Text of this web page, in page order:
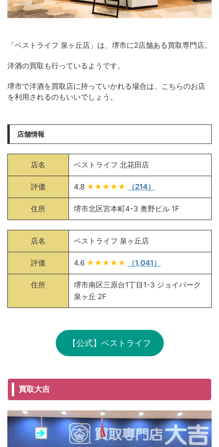
「ベストライフ 泉ヶ丘店」は、堺市に2店舗ある買取専門店。
洋酒の買取も行っているようです。
堺市で洋酒を買取店に持っていかれる場合は、こちらのお店
を利用されるのもいいでしょう。
店舗情報
店名 ベストライフ 北花田店
評価 4.8 ★★★★★ （214）
住所 堺市北区宮本町4-3 奥野ビル 1F
店名 ベストライフ 泉ヶ丘店
評価 4.6 ★★★★★ （1,041）
住所
堺市南区三原台1丁目1-3 ジョイパーク
泉ヶ丘 2F
【公式】ベストライフ
買取大吉